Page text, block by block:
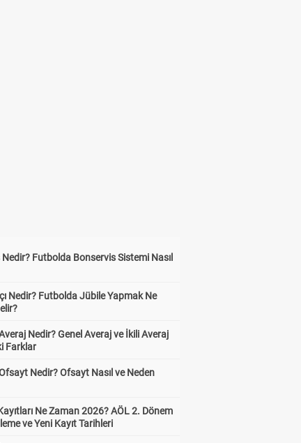
Futbolda Bonservis Sistemi Nasıl
Nedir? Futbolda Jübile Yapmak Ne
Nedir? Genel Averaj ve İkili Averaj
Farklar
Nedir? Ofsayt Nasıl ve Neden
Ne Zaman 2026? AÖL 2. Dönem
ve Yeni Kayıt Tarihleri